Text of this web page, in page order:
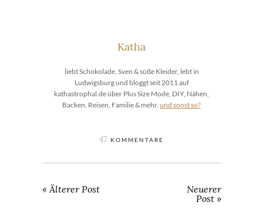
Katha
liebt Schokolade, Sven & süße Kleider, lebt in
Ludwigsburg und bloggt seit 2011 auf
kathastrophal.de über Plus Size Mode, DIY, Nähen,
Backen, Reisen, Familie & mehr. und sonst so?
47 KOMMENTARE
« Älterer Post Neuerer
Post »